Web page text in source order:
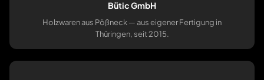
Bütic GmbH
Holzwaren aus Pößneck — aus eigener Fertigung in
Thüringen, seit 2015.